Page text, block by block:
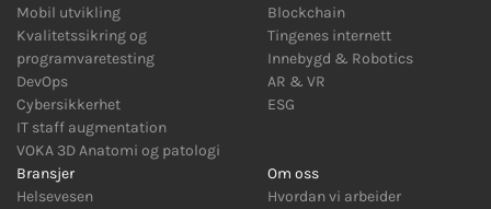
Mobil utvikling
Kvalitetssikring og
programvaretesting
DevOps
Cybersikkerhet
IT staff augmentation
VOKA 3D Anatomi og patologi
Blockchain
Tingenes internett
Innebygd & Robotics
AR & VR
ESG
Bransjer
Helsevesen
Om oss
Hvordan vi arbeider